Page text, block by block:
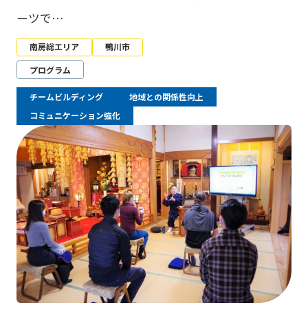
ーツで…
南房総エリア
鴨川市
プログラム
チームビルディング
地域との関係性向上
コミュニケーション強化